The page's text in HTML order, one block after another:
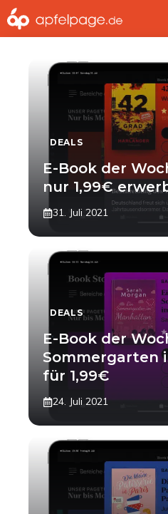
Zum
Inhalt
DEALS
E-Book der
nur 1,99€
31. Juli 2021
DEALS
E-Book der
Sommergarten
für 1,99€
24. Juli 2021